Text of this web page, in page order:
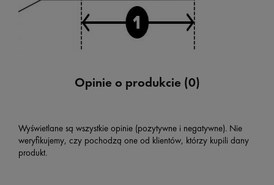
Opinie o produkcie (0)
Wyświetlane są wszystkie opinie (pozytywne i negatywne). Nie
weryfikujemy, czy pochodzą one od klientów, którzy kupili dany
produkt.